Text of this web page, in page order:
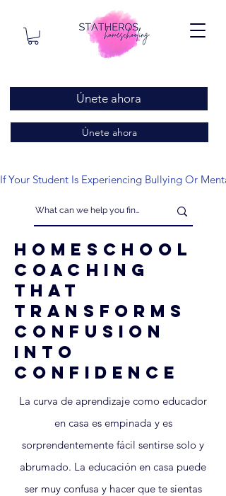
Únete ahora
If Your Student Is Experiencing Bullying Or
Únete ahora
Homeschool
Coaching
That
Transforms
Confusion
Into
Confidence
La curva de aprendizaje como educador
en casa es empinada y es
sorprendentemente fácil sentirse solo y
abrumado. La educación en casa puede
ser muy confusa y hacer que te sientas